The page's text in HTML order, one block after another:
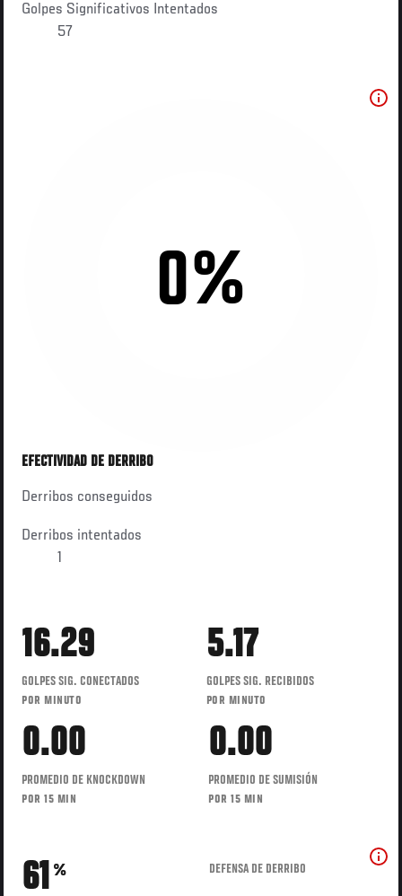
Golpes Significativos Intentados
57
0%
EFECTIVIDAD DE DERRIBO
Derribos conseguidos
Derribos intentados
1
16.29
GOLPES SIG. CONECTADOS
POR MINUTO
5.17
GOLPES SIG. RECIBIDOS
POR MINUTO
0.00
PROMEDIO DE KNOCKDOWN
POR 15 MIN
0.00
PROMEDIO DE SUMISIÓN
POR 15 MIN
61 % DEFENSA DE DERRIBO